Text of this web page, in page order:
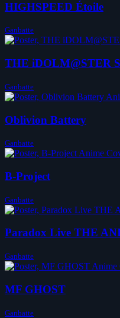
HIGHSPEED Étoile
Ganbatte
THE iDOLM@STER
Ganbatte
Oblivion Battery
Ganbatte
B-Project
Ganbatte
Paradox Live THE
Ganbatte
MF GHOST
Ganbatte